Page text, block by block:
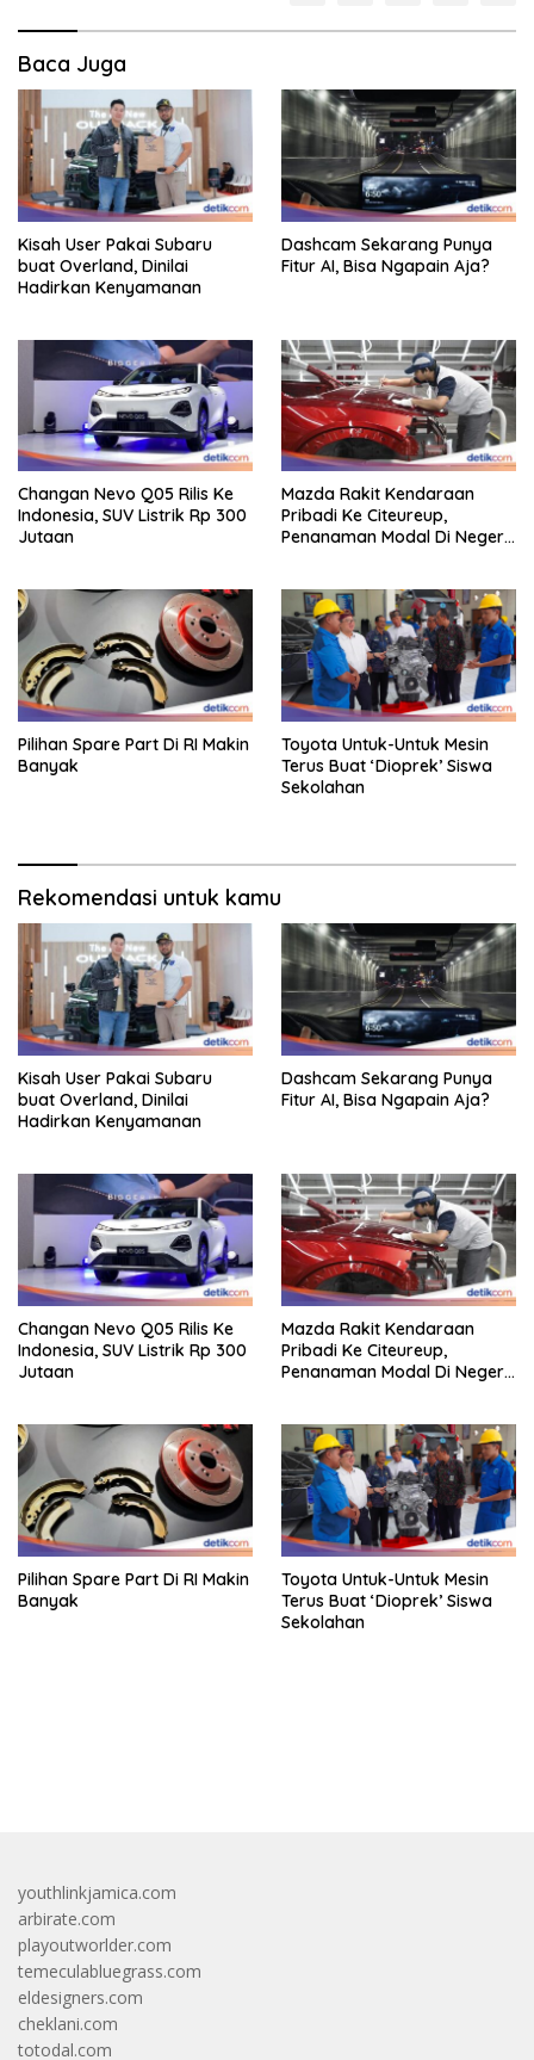
Baca Juga
Kisah User Pakai Subaru
buat Overland, Dinilai
Hadirkan Kenyamanan
Dashcam Sekarang Punya
Fitur AI, Bisa Ngapain Aja?
Changan Nevo Q05 Rilis Ke
Indonesia, SUV Listrik Rp 300
Jutaan
Mazda Rakit Kendaraan
Pribadi Ke Citeureup,
Penanaman Modal Di Negeri
Pilihan Spare Part Di RI Makin
Banyak
Toyota Untuk-Untuk Mesin
Terus Buat ‘Dioprek’ Siswa
Sekolahan
Rekomendasi untuk kamu
Kisah User Pakai Subaru
buat Overland, Dinilai
Hadirkan Kenyamanan
Dashcam Sekarang Punya
Fitur AI, Bisa Ngapain Aja?
Changan Nevo Q05 Rilis Ke
Indonesia, SUV Listrik Rp 300
Jutaan
Mazda Rakit Kendaraan
Pribadi Ke Citeureup,
Penanaman Modal Di Negeri
Pilihan Spare Part Di RI Makin
Banyak
Toyota Untuk-Untuk Mesin
Terus Buat ‘Dioprek’ Siswa
Sekolahan
youthlinkjamica.com
arbirate.com
playoutworlder.com
temeculabluegrass.com
eldesigners.com
cheklani.com
totodal.com